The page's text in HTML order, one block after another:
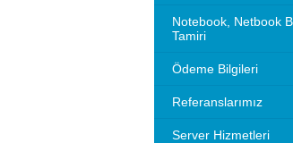
Notebook, Netbook
Tamiri
Ödeme Bilgileri
Referanslarımız
Server Hizmetleri